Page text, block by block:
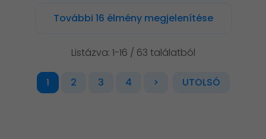
További 16 élmény megjelenítése
Listázva: 1-16 / 63 találatból
1 2 3 4 > UTOLSÓ